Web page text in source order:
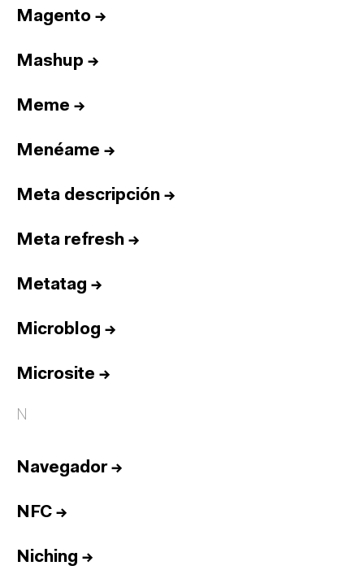
Magento →
Mashup →
Meme →
Menéame →
Meta descripción →
Meta refresh →
Metatag →
Microblog →
Microsite →
N
Navegador→
NFC →
Niching →